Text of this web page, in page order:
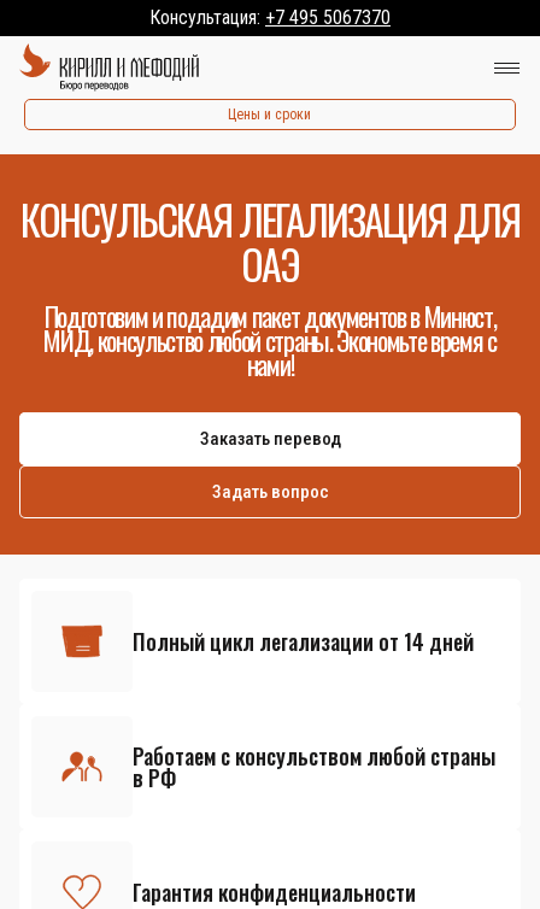
Консультация: +7 495 5067370
Цены и сроки
КОНСУЛЬСКАЯ ЛЕГАЛИЗАЦИЯ ДЛЯ
ОАЭ
Подготовим и подадим пакет документов в Минюст,
МИД, консульство любой страны. Экономьте время с
нами!
Заказать перевод
Задать вопрос
Полный цикл легализации от 14 дней
Работаем с консульством любой страны
в РФ
Гарантия конфиденциальности